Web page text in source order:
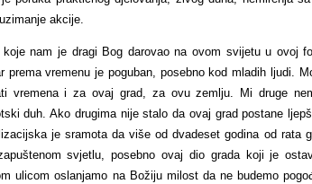
akcije.
nam je dragi Bog darovao na ovom svijetu u ovoj
prema vremenu je poguban, posebno kod mladih ljudi.
vremena i za ovaj grad, za ovu zemlju. Mi druge
duh. Ako drugima nije stalo da ovaj grad postane
je sramota da više od dvadeset godina od rata
svjetlu, posebno ovaj dio grada koji je
ulicom oslanjamo na Božiju milost da ne budemo